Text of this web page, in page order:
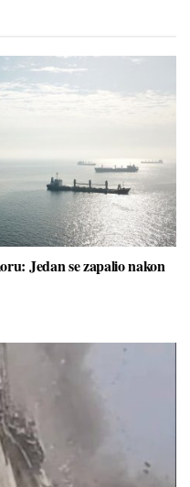
Jedan se zapalio nakon